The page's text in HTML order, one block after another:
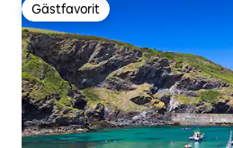
Gästfavorit
Gästfavorit